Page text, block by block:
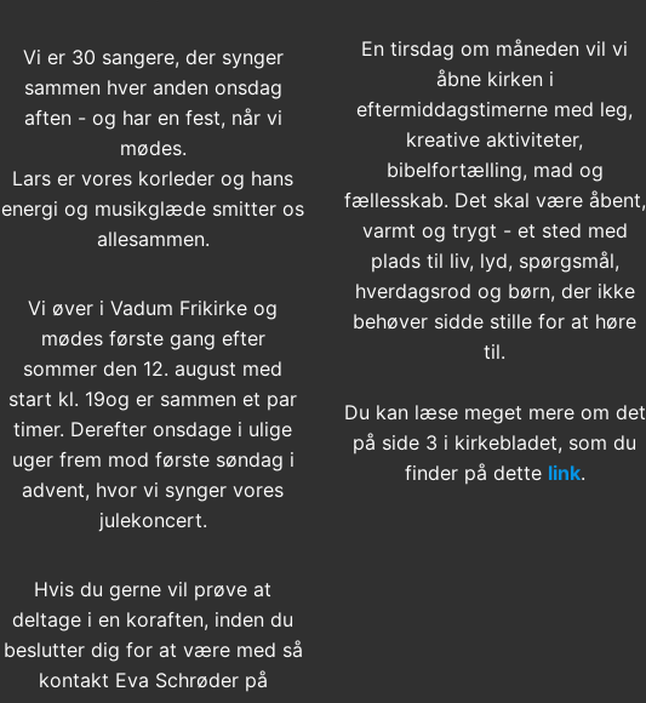
Vi er 30 sangere, der synger
sammen hver anden onsdag
aften - og har en fest, når vi
mødes.
Lars er vores korleder og hans
energi og musikglæde smitter os
allesammen.
Vi øver i Vadum Frikirke og
mødes første gang efter
sommer den 12. august med
start kl. 19og er sammen et par
timer. Derefter onsdage i ulige
uger frem mod første søndag i
advent, hvor vi synger vores
julekoncert.
Hvis du gerne vil prøve at
deltage i en koraften, inden du
beslutter dig for at være med så
kontakt Eva Schrøder på
En tirsdag om måneden vil vi
åbne kirken i
eftermiddagstimerne med leg,
kreative aktiviteter,
bibelfortælling, mad og
fællesskab. Det skal være åbent,
varmt og trygt - et sted med
plads til liv, lyd, spørgsmål,
hverdagsrod og børn, der ikke
behøver sidde stille for at høre
til.
Du kan læse meget mere om det
på side 3 i kirkebladet, som du
finder på dette link.